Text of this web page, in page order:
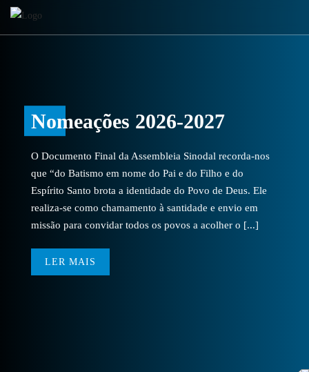
Nomeações 2026-2027
O Documento Final da Assembleia Sinodal recorda-nos
que “do Batismo em nome do Pai e do Filho e do
Espírito Santo brota a identidade do Povo de Deus. Ele
realiza-se como chamamento à santidade e envio em
missão para convidar todos os povos a acolher o [...]
LER MAIS